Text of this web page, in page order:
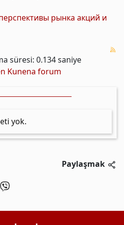
рынка акций и
süresi: 0.134 saniye
Kunena forum
yok.
Paylaşmak